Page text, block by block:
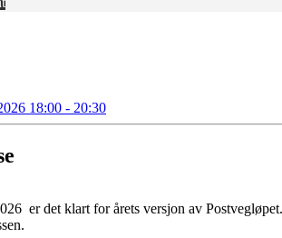
18:00 - 20:30
er det klart for årets versjon av